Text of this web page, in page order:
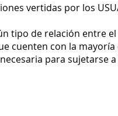
vertidas por los
tipo de relación entre el
cuenten con la mayoría
para sujetarse a